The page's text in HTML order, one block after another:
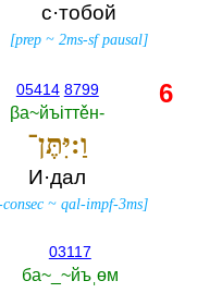
с·тобой
[prep ~2ms-sf pausal]
05414 8799
βа~йъiттěн-‎
וַ:יִּתֶּן־
И·дал
~qal-impf-3ms]
03117
ба~_~йъˌөм
6